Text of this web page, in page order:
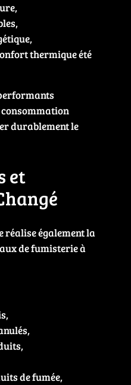
thermique été
durablement le
et
réalise également la
de fumisterie à
de fumée,